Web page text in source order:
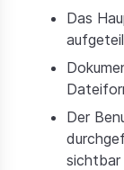
Das
Der
sichtbar